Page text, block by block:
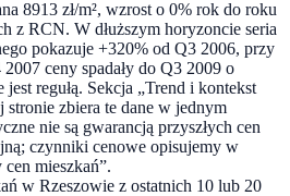
8913 zł/m², wzrost o 0% rok do roku
z RCN. W dłuższym horyzoncie seria
pokazuje +320% od Q3 2006, przy
ceny spadały do Q3 2009 o
regułą. Sekcja „Trend i kontekst
stronie zbiera te dane w jednym
nie są gwarancją przyszłych cen
czynniki cenowe opisujemy w
mieszkań”.
w Rzeszowie z ostatnich 10 lub 20